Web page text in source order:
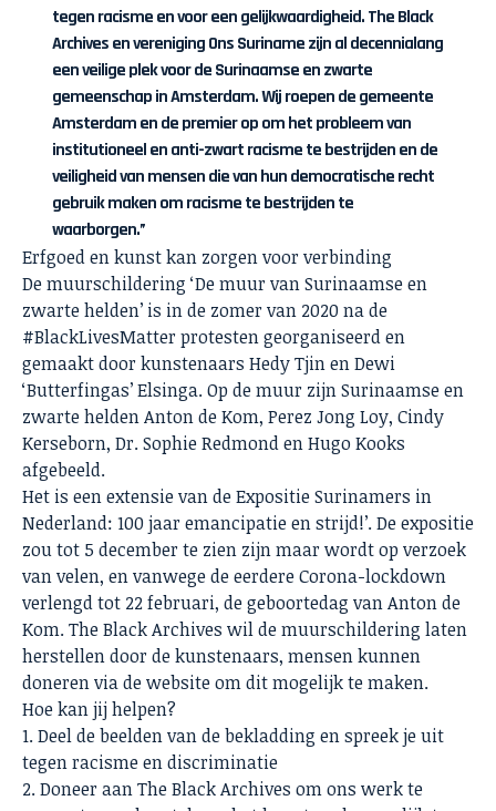
tegen racisme en voor een gelijkwaardigheid. The Black
Archives en vereniging Ons Suriname zijn al decennialang
een veilige plek voor de Surinaamse en zwarte
gemeenschap in Amsterdam. Wij roepen de gemeente
Amsterdam en de premier op om het probleem van
institutioneel en anti-zwart racisme te bestrijden en de
veiligheid van mensen die van hun democratische recht
gebruik maken om racisme te bestrijden te
waarborgen.”
Erfgoed en kunst kan zorgen voor verbinding
De muurschildering ‘De muur van Surinaamse en
zwarte helden’ is in de zomer van 2020 na de
#BlackLivesMatter protesten georganiseerd en
gemaakt door kunstenaars Hedy Tjin en Dewi
‘Butterfingas’ Elsinga. Op de muur zijn Surinaamse en
zwarte helden Anton de Kom, Perez Jong Loy, Cindy
Kerseborn, Dr. Sophie Redmond en Hugo Kooks
afgebeeld.
Het is een extensie van de Expositie Surinamers in
Nederland: 100 jaar emancipatie en strijd!’. De expositie
zou tot 5 december te zien zijn maar wordt op verzoek
van velen, en vanwege de eerdere Corona-lockdown
verlengd tot 22 februari, de geboortedag van Anton de
Kom. The Black Archives wil de muurschildering laten
herstellen door de kunstenaars, mensen kunnen
doneren via de website om dit mogelijk te maken.
Hoe kan jij helpen?
1. Deel de beelden van de bekladding en spreek je uit
tegen racisme en discriminatie
2. Doneer aan The Black Archives om ons werk te